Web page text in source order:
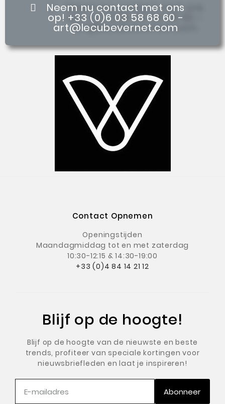
Neem nu contact met ons
op! +33 (0)6 03 58 68 60 -
art@lecubevernet.com
Contact Opnemen
Openingstijden
Maandagmiddag tot en met zaterdag
10:30-12:15 & 14:30-19:00
+33 (0)4 84 14 21 12
Blijf op de hoogte!
Blijf op de hoogte van de nieuwste en beste
trends, profiteer van speciale kortingen voor
nieuwsbriefleden en laat je inspireren!
Abonneer